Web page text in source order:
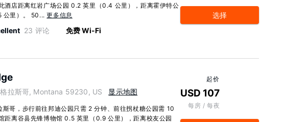
酒店距离红岩广场公园 0.2 英里（0.4 公里），距离霍伊特公
公里）。 50...更多信息
23 评论 免费 Wi-Fi
选择
拉斯哥, Montana 59230, US 显示地图
斯哥，步行前往邦迪公园只需 2 分钟、前往拐杖糖公园需 10
距离谷县先锋博物馆 0.5 英里（0.9 公里），距离校友公园
起价
USD 107
每房 / 每夜